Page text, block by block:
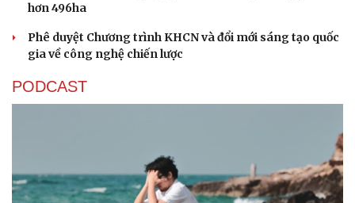
hơn 496ha
Phê duyệt Chương trình KHCN và đổi mới sáng tạo quốc
gia về công nghệ chiến lược
PODCAST